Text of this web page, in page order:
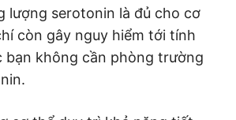
lượng serotonin là đủ cho cơ
còn gây nguy hiểm tới tính
bạn không cần phòng trường